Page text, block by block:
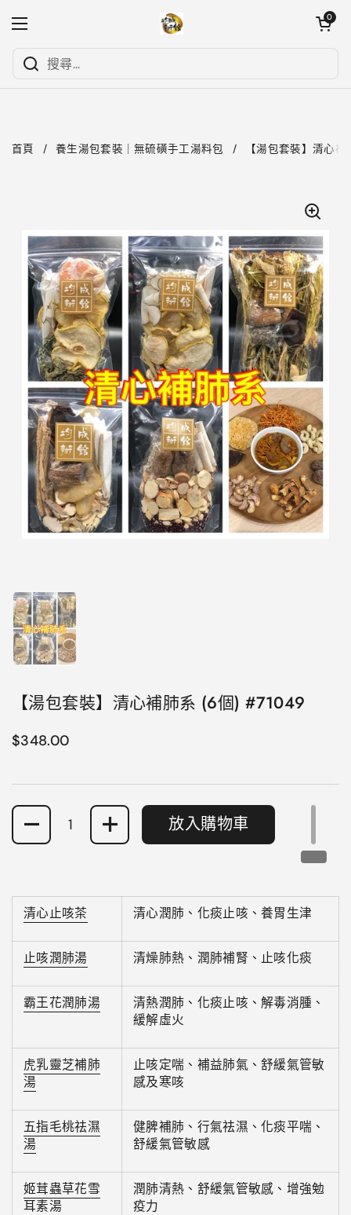
開啟選單
開啟購物
0
首頁 / 養生湯包套裝｜無硫磺手工湯料包 / 【湯包套裝】清心
顯示投影片 1
【湯包套裝】清心補肺系 (6個) #71049
正常價格
$348.00
數量
放入購物車
清心止咳茶 清心潤肺、化痰止咳、養胃生津
止咳潤肺湯 清燥肺熱、潤肺補腎、止咳化痰
霸王花潤肺湯
清熱潤肺、化痰止咳、解毒消腫、
緩解虛火
虎乳靈芝補肺
湯
止咳定喘、補益肺氣、舒緩氣管敏
感及寒咳
五指毛桃祛濕
湯
健脾補肺、行氣祛濕、化痰平喘、
舒緩氣管敏感
姬茸蟲草花雪
耳素湯
潤肺清熱、舒緩氣管敏感、增強勉
疫力